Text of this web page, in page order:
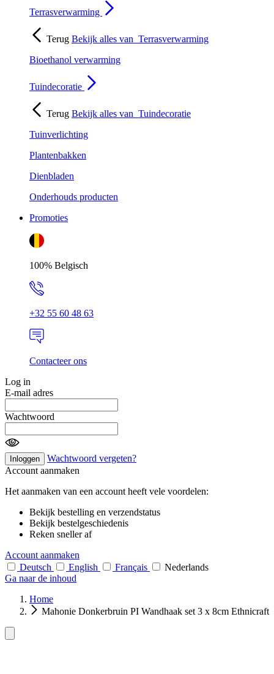
Terrasverwarming
Terug Bekijk alles van Terrasverwarming
Bioethanol verwarming
Tuindecoratie
Terug Bekijk alles van Tuindecoratie
Tuinverlichting
Plantenbakken
Dienbladen
Onderhouds producten
Promoties
100% Belgisch
+32 55 60 48 63
Contacteer ons
Log in
E-mail adres
Wachtwoord
Inloggen
Wachtwoord vergeten?
Account aanmaken
Het aanmaken van een account heeft vele voordelen:
Bekijk bestelling en verzendstatus
Bekijk bestelgeschiedenis
Reken sneller af
Account aanmaken
Deutsch
English Français
Nederlands
Ga naar de inhoud
Home
Mahonie Donkerbruin PI Wandhaak set 3 x 8cm Ethnicraft